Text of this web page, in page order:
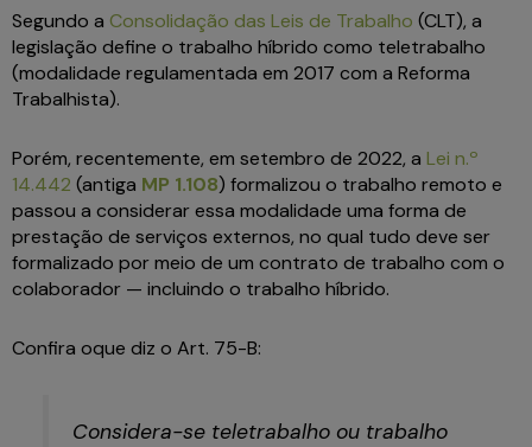
Segundo a Consolidação das Leis de Trabalho (CLT), a
legislação define o trabalho híbrido como teletrabalho
(modalidade regulamentada em 2017 com a Reforma
Trabalhista).
Porém, recentemente, em setembro de 2022, a Lei n.º
14.442 (antiga MP 1.108) formalizou o trabalho remoto e
passou a considerar essa modalidade uma forma de
prestação de serviços externos, no qual tudo deve ser
formalizado por meio de um contrato de trabalho com o
colaborador — incluindo o trabalho híbrido.
Confira oque diz o Art. 75-B:
Considera-se teletrabalho ou trabalho